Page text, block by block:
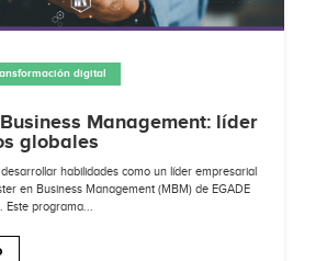
digital
Management: líder
globales
habilidades como un líder empresarial
en Business Management (MBM) de EGADE
Este programa...